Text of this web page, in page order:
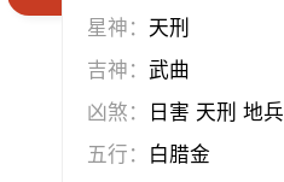
星神： 天刑
吉神：武曲
凶煞：
日害 天刑 地兵
五行： 白腊金